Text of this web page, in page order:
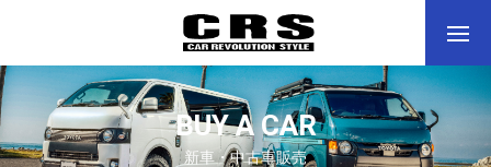
BUY A CAR
新車・中古車販売